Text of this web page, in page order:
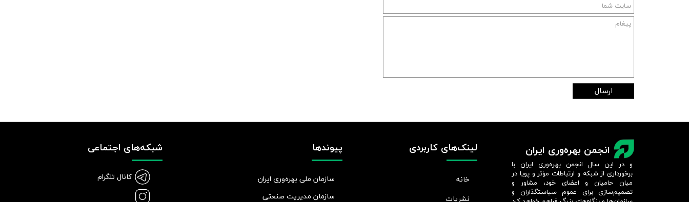
ارسال
انجمن بهره‌وری ایران لینک‌های کاربردی
خانه
نشریات
پیوندها
سازمان ملی بهره‌وری ایران
سازمان مدیریت صنعتی
شبکه‌های اجتماعی
کانال تلگرام
و در این سال انجمن بهره‌وری ایران با
برخورداری از شبکه و ارتباطات مؤثر و پویا در
میان حامیان و اعضای خود، مشاور و
تصمیم‌سازی برای عموم سیاستگذاران و